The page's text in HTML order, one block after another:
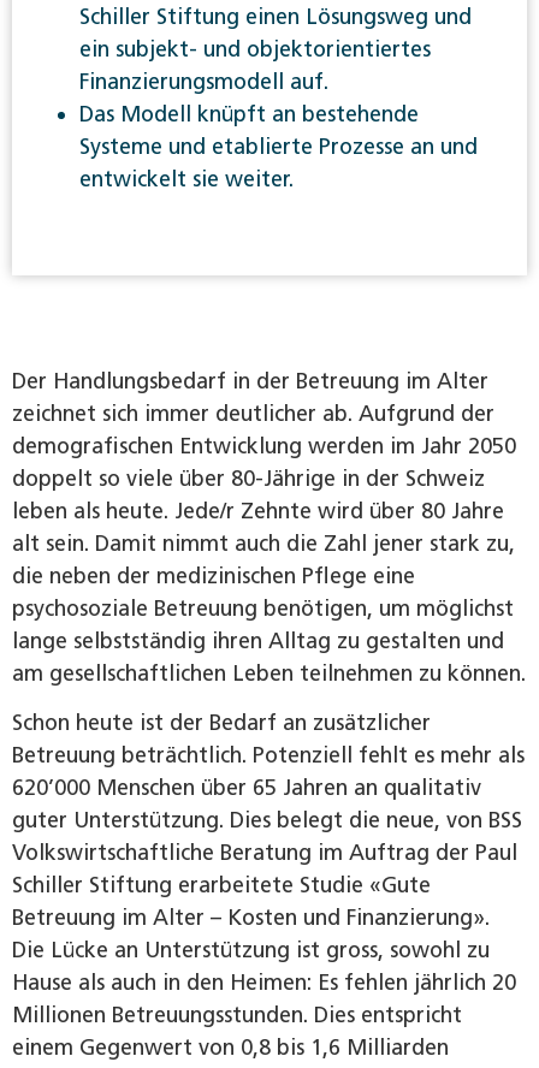
Schiller Stiftung einen Lösungsweg und
ein subjekt- und objektorientiertes
Finanzierungsmodell auf.
Das Modell knüpft an bestehende
Systeme und etablierte Prozesse an und
entwickelt sie weiter.
Der Handlungsbedarf in der Betreuung im Alter
zeichnet sich immer deutlicher ab. Aufgrund der
demografischen Entwicklung werden im Jahr 2050
doppelt so viele über 80-Jährige in der Schweiz
leben als heute. Jede/r Zehnte wird über 80 Jahre
alt sein. Damit nimmt auch die Zahl jener stark zu,
die neben der medizinischen Pflege eine
psychosoziale Betreuung benötigen, um möglichst
lange selbstständig ihren Alltag zu gestalten und
am gesellschaftlichen Leben teilnehmen zu können.
Schon heute ist der Bedarf an zusätzlicher
Betreuung beträchtlich. Potenziell fehlt es mehr als
620’000 Menschen über 65 Jahren an qualitativ
guter Unterstützung. Dies belegt die neue, von BSS
Volkswirtschaftliche Beratung im Auftrag der Paul
Schiller Stiftung erarbeitete Studie «Gute
Betreuung im Alter – Kosten und Finanzierung».
Die Lücke an Unterstützung ist gross, sowohl zu
Hause als auch in den Heimen: Es fehlen jährlich 20
Millionen Betreuungsstunden. Dies entspricht
einem Gegenwert von 0,8 bis 1,6 Milliarden